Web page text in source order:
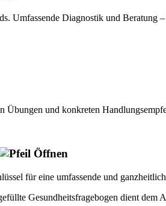
Umfassende Diagnostik und Beratung
Übungen und konkreten
für eine umfassende und
Gesundheitsfragebogen dient dem